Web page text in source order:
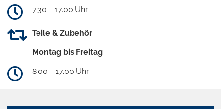
7.30 - 17.00 Uhr
Teile & Zubehör
Montag bis Freitag
8.00 - 17.00 Uhr